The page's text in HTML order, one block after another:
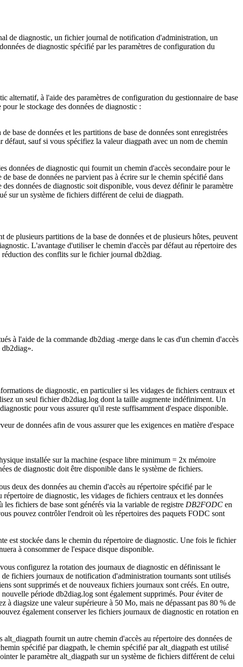
de diagnostic, un fichier journal de notification d'administration, un
de diagnostic spécifié par les paramètres de configuration du
alternatif, à l'aide des paramètres de configuration du gestionnaire de base
le stockage des données de diagnostic :
base de données et les partitions de base de données sont enregistrées
défaut, sauf si vous spécifiez la valeurdiagpath avec un nom de chemin
données de diagnostic qui fournit un chemin d'accès secondaire pour le
base de données ne parvient pas à écrire sur le chemin spécifié dans
données de diagnostic soit disponible, vous devez définir le paramètre
sur un système de fichiers différent de celui de diagpath.
plusieurs partitions de la base de données et de plusieurs hôtes, peuvent
L'avantage d'utiliser le chemin d'accès par défaut au répertoire des
réduction des conflits sur le fichier journal db2diag.
à l'aide de la commande db2diag -merge dans le cas d'un chemin d'accès
db2diag .
de diagnostic, en particulier si les vidages de fichiers centraux et
un seul fichierdb2diag.log dont la taille augmente indéfiniment. Un
pour vous assurer qu'il reste suffisamment d'espace disponible.
de données afin de vous assurer que les exigences en matière d'espace
installée sur la machine (espace libre minimum = 2x mémoire
de diagnostic doit être disponible dans le système de fichiers.
deux des données au chemin d'accès au répertoire spécifié par le
de diagnostic, les vidages de fichiers centraux et les données
fichiers de base sont générés via la variable de registre DB2FODC en
pouvez contrôler l'endroit où les répertoires des paquets FODC sont
est stockée dans le chemin du répertoire de diagnostic. Une fois le fichier
à consommer de l'espace disque disponible.
configurez la rotation des journaux de diagnostic en définissant le
fichiers journaux de notification d'administration tournants sont utilisés
sont supprimés et de nouveaux fichiers journaux sont créés. En outre,
nouvelle période db2diag.log sont également supprimés. Pour éviter de
à diagsize une valeur supérieure à 50 Mo, mais ne dépassant pas 80 % de
également conserver les fichiers journaux de diagnostic en rotation en
alt_diagpath fournit un autre chemin d'accès au répertoire des données de
spécifié pardiagpath, le chemin spécifié paralt_diagpath est utilisé
le paramètre alt_diagpath sur un système de fichiers différent de celui